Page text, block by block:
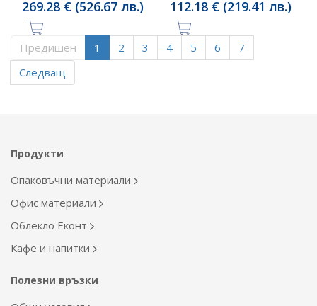
269.28 € (526.67 лв.) 112.18 € (219.41 лв.)
Предишен 1 2 3 4 5 6
7
Следващ
Продукти
Опаковъчни материали
Офис материали
Облекло Еконт
Кафе и напитки
Полезни връзки